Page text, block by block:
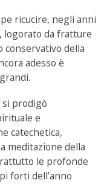
ricucire, negli anni
logorato da fratture
conservativo della
adesso è
si prodigò
e
catechetica,
meditazione della
le profonde
forti dell’anno